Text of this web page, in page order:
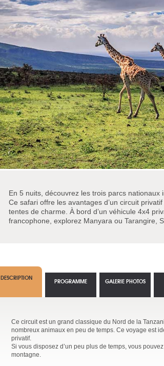
En 5 nuits, découvrez les trois parcs nationaux
Ce safari offre les avantages d’un circuit
tentes de charme. À bord d’un véhicule 4x4
francophone, explorez Manyara ou Tarangire,
DESCRIPTION
Ce circuit est un grand classique du Nord de la
nombreux animaux en peu de temps. Ce voyage est
privatif.
Si vous disposez d’un peu plus de temps, vous
montagne.
PROGRAMME GALERIE PHOTOS